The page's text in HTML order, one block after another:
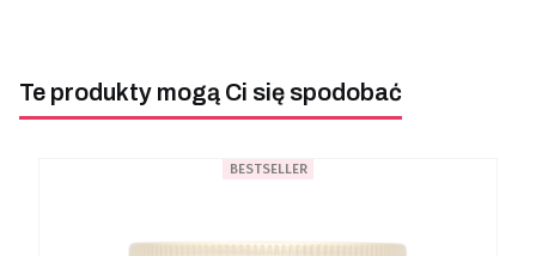
Te produkty mogą Ci się spodobać
BESTSELLER